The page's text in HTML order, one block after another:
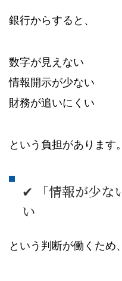
銀行からすると、
数字が見えない
情報開示が少ない
財務が追いにくい
という負担があります。
✔ 「情報が少な
い
という判断が働くため